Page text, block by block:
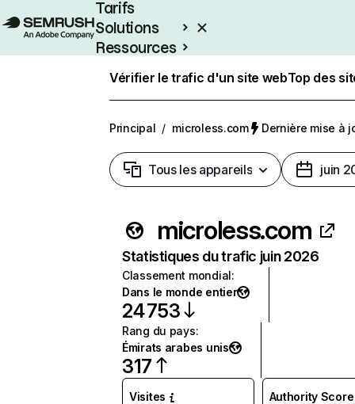
Tarifs
Solutions
Ressources
Vérifier le trafic d'un site webTop des
Principal / microless.com Dernière mise à
Tous les appareils juin
microless.com
Statistiques du trafic juin 2026
Classement mondial:
Dans le monde entier
24 753
Rang du pays:
Émirats arabes unis
317
Visites Authority Score